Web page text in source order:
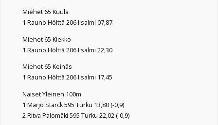
Miehet 65 Kuula
1 Rauno Hölttä 206 Iisalmi 07,87
Miehet 65 Kiekko
1 Rauno Hölttä 206 Iisalmi 22,30
Miehet 65 Keihäs
1 Rauno Hölttä 206 Iisalmi 17,45
Naiset Yleinen 100m
1 Marjo Starck 595 Turku 13,80 (-0,9)
2 Ritva Palomäki 595 Turku 22,02 (-0,9)